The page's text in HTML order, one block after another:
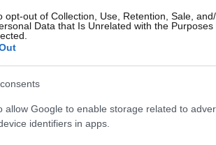
opt-out of Collection, Use, Retention, Sale,
Data that Is Unrelated with the Purposes
allow Google to enable storage related to
identifiers in apps.
Ντούνη για την
σημαντικό έργο του
λειτουργία του κράτους».